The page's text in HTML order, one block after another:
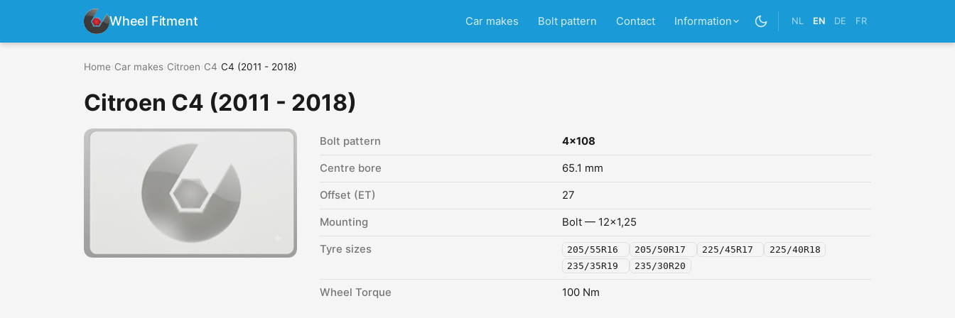
Wheel Fitment Car makes Bolt pattern Contact Information NL EN DE FR
Home Car makes Citroen C4 C4 (2011 - 2018)
Citroen C4 (2011 - 2018)
Bolt pattern 4x108
Centre bore 65.1 mm
Offset (ET) 27
Mounting Bolt — 12x1,25
Tyre sizes 205/55R16 205/50R17 225/45R17
225/40R18
235/35R19
235/30R20
Wheel Torque 100 Nm